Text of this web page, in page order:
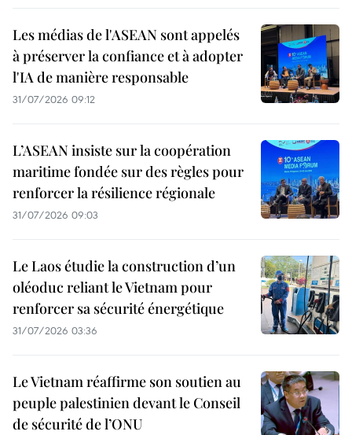
Les médias de l'ASEAN sont appelés
à préserver la confiance et à adopter
l'IA de manière responsable
31/07/2026 09:12
L’ASEAN insiste sur la coopération
maritime fondée sur des règles pour
renforcer la résilience régionale
31/07/2026 09:03
Le Laos étudie la construction d’un
oléoduc reliant le Vietnam pour
renforcer sa sécurité énergétique
31/07/2026 03:36
Le Vietnam réaffirme son soutien au
peuple palestinien devant le Conseil
de sécurité de l’ONU